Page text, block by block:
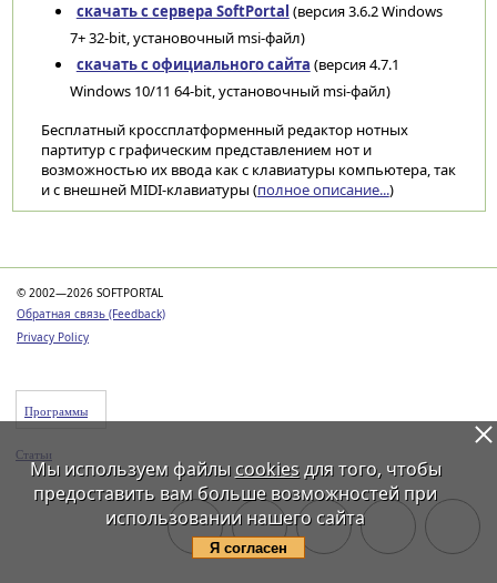
скачать с сервера SoftPortal (версия 3.6.2 Windows
7+ 32-bit, установочный msi-файл)
скачать с официального сайта (версия 4.7.1
Windows 10/11 64-bit, установочный msi-файл)
Бесплатный кроссплатформенный редактор нотных
партитур с графическим представлением нот и
возможностью их ввода как с клавиатуры компьютера, так
и с внешней MIDI-клавиатуры (полное описание...)
© 2002—2026 SOFTPORTAL
Обратная связь (Feedback)
Privacy Policy
Программы
Статьи
Мы используем файлы cookiesдля того, чтобы
предоставить вам больше возможностей при
использовании нашего сайта